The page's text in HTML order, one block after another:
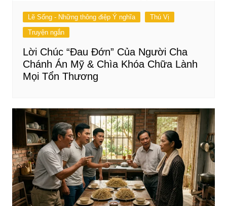
Lẽ Sống - Những thông điệp Ý nghĩa
Thú Vị
Truyện ngắn
Lời Chúc “Đau Đớn” Của Người Cha
Chánh Án Mỹ & Chìa Khóa Chữa Lành
Mọi Tổn Thương